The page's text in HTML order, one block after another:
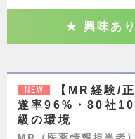
興味あり
NEW
【MR経験/
遂率96%・80社
級の環境